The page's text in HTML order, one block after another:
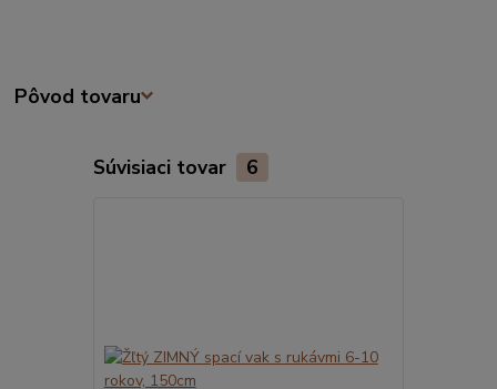
Pôvod tovaru
Súvisiaci tovar 6